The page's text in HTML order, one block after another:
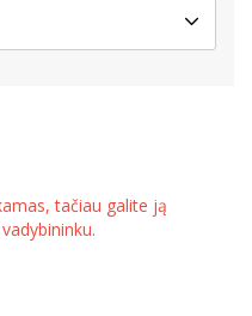
tačiau galite ją